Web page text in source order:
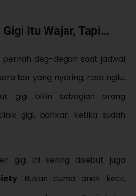
Itu Wajar, Tapi…
pernah deg-degan saat jadwal
bor yang nyaring, rasa ngilu,
gigi bikin sebagian orang
gigi, bahkan ketika sudah
gigi ini sering disebut juga
. Bukan cuma anak kecil,